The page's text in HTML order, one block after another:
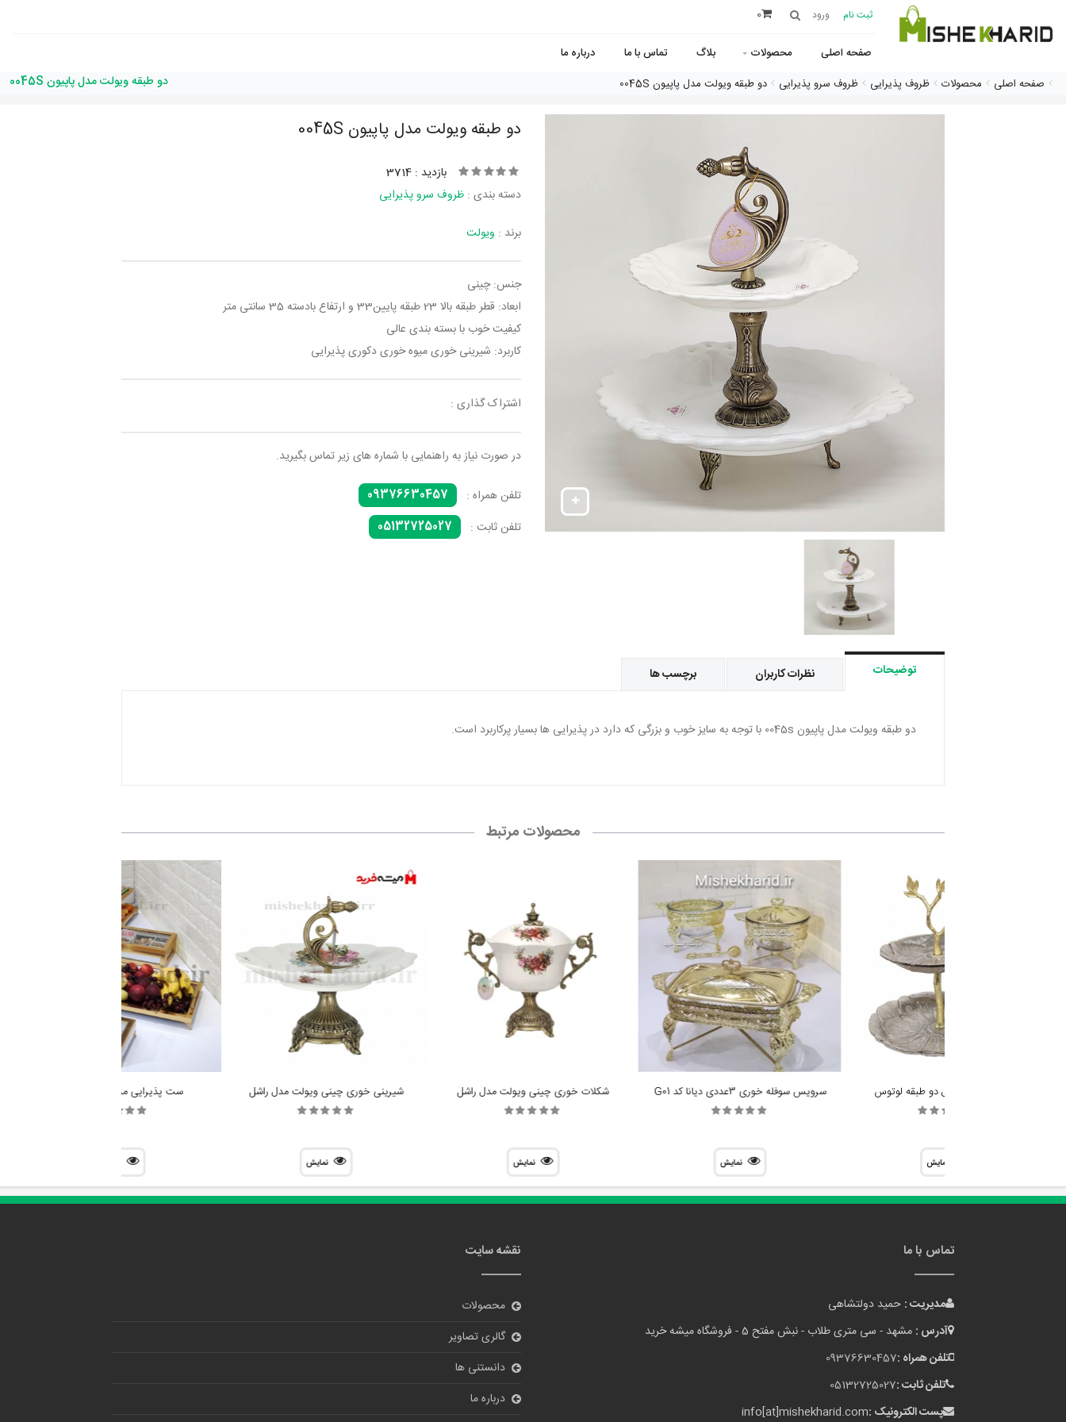
ثبت نام ورود 0
صفحه اصلی محصولات بلاگ تماس با ما
درباره ما
صفحه اصلی
محصولات ظروف پذیرایی ظروف سرو پذیرایی دو طبقه ویولت مدل پاپیون 0045S دو طبقه ویولت مدل پاپیون 0045S
دو طبقه ویولت مدل پاپیون 0045S
بازدید : 3714
دسته بندی : ظروف سرو پذیرایی
برند : ویولت
جنس: چینی
ابعاد: قطر طبقه بالا 23 طبقه پایین33 و ارتفاع بادسته 35 سانتی متر
کیفیت خوب با بسته بندی عالی
کاربرد: شیرینی خوری میوه خوری دکوری پذیرایی
اشتراک گذاری :
در صورت نیاز به راهنمایی با شماره های زیر تماس بگیرید.
تلفن همراه :
09376630457
تلفن ثابت :
05132725027
توضیحات نظرات کاربران برچسب ها
دو طبقه ویولت مدل پاپیون 0045s با توجه به سایز خوب و بزرگی که دارد در پذیرایی ها بسیار پرکاربرد است.
محصولات مرتبط
شیرینی خوری مدل دو طبقه لوتوس
نمایش
سرویس سوفله خوری 3عددی دیانا کد G01
نمایش
شکلات خوری چینی ویولت مدل راشل
نمایش
شیرینی خوری چینی ویولت مدل راشل
نمایش
ست پذیرایی مدل نیلوفر طلایی
تماس با ما
مدیریت : حمید دولتشاهی
آدرس : مشهد - سی متری طلاب - نبش مفتح 5 - فروشگاه میشه خرید
تلفن همراه :09376630457
تلفن ثابت :05132725027
پست الکترونیک :info[at]mishekharid.com
نقشه سایت
محصولات
گالری تصاویر
دانستنی ها
درباره ما